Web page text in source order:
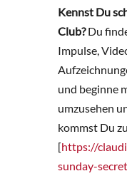
Kennst Du
Club?Du
Impulse,
und beginne
umzusehen
kommst Du
[https://
sunday-